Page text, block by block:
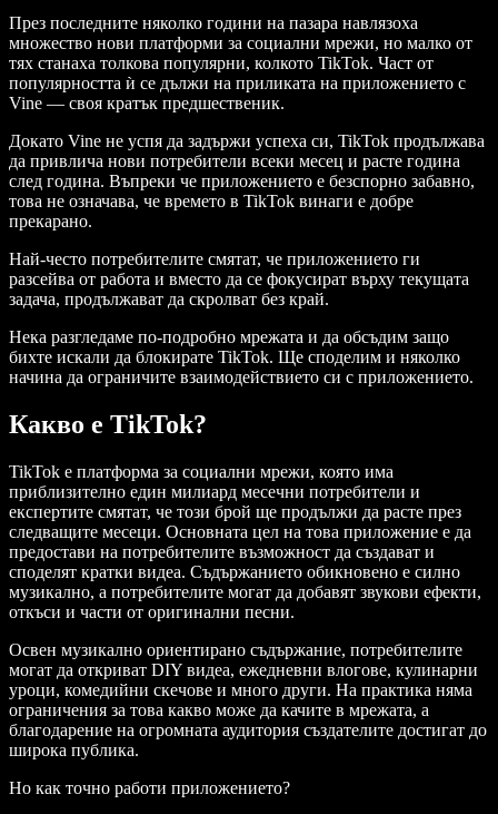
През последните няколко години на пазара навлязоха
множество нови платформи за социални мрежи, но малко от
тях станаха толкова популярни, колкото TikTok. Част от
популярността ѝ се дължи на приликата на приложението с
Vine — своя кратък предшественик.
Докато Vine не успя да задържи успеха си, TikTok продължава
да привлича нови потребители всеки месец и расте година
след година. Въпреки че приложението е безспорно забавно,
това не означава, че времето в TikTok винаги е добре
прекарано.
Най-често потребителите смятат, че приложението ги
разсейва от работа и вместо да се фокусират върху текущата
задача, продължават да скролват без край.
Нека разгледаме по-подробно мрежата и да обсъдим защо
бихте искали да блокирате TikTok. Ще споделим и няколко
начина да ограничите взаимодействието си с приложението.
Какво е TikTok?
TikTok е платформа за социални мрежи, която има
приблизително един милиард месечни потребители и
експертите смятат, че този брой ще продължи да расте през
следващите месеци. Основната цел на това приложение е да
предостави на потребителите възможност да създават и
споделят кратки видеа. Съдържанието обикновено е силно
музикално, а потребителите могат да добавят звукови ефекти,
откъси и части от оригинални песни.
Освен музикално ориентирано съдържание, потребителите
могат да откриват DIY видеа, ежедневни влогове, кулинарни
уроци, комедийни скечове и много други. На практика няма
ограничения за това какво може да качите в мрежата, а
благодарение на огромната аудитория създателите достигат до
широка публика.
Но как точно работи приложението?